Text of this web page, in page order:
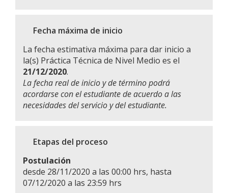
Fecha máxima de inicio
La fecha estimativa máxima para dar inicio a
la(s) Práctica Técnica de Nivel Medio es el
21/12/2020.
La fecha real de inicio y de término podrá
acordarse con el estudiante de acuerdo a las
necesidades del servicio y del estudiante.
Etapas del proceso
Postulación
desde 28/11/2020 a las 00:00 hrs, hasta
07/12/2020 a las 23:59 hrs